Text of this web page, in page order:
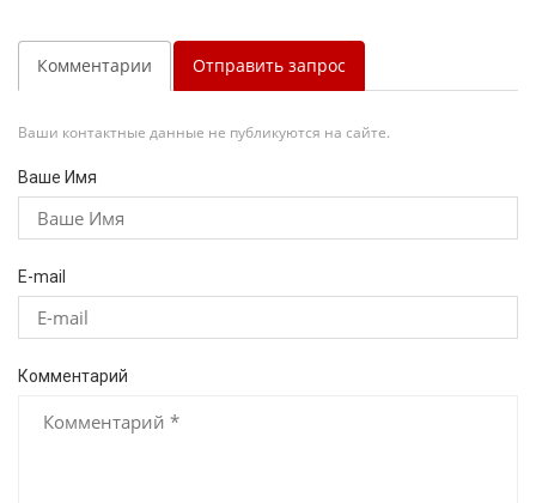
Комментарии Отправить запрос
Ваши контактные данные не публикуются на сайте.
Ваше Имя
E-mail
Комментарий